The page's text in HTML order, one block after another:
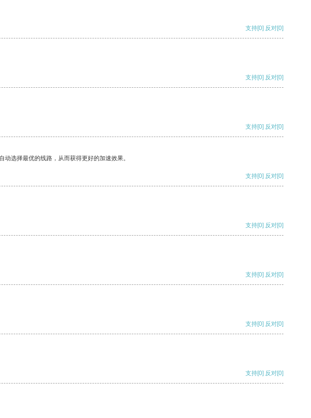
支持[0] 反对[0]
支持[0] 反对[0]
支持[0] 反对[0]
选择最优的线路，从而获得更好的加速效果。
支持[0] 反对[0]
支持[0] 反对[0]
支持[0] 反对[0]
支持[0] 反对[0]
支持[0] 反对[0]